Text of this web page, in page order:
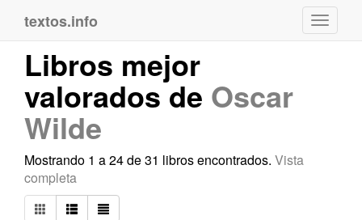
textos.info
Libros mejor
valorados de Oscar
Wilde
Mostrando 1 a 24 de 31 libros encontrados. Vista
completa